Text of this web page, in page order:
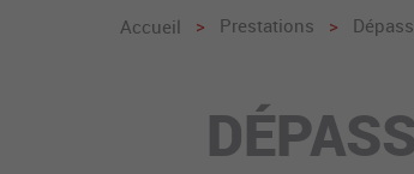
Accueil > Prestations >